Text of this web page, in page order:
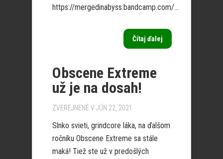
https://mergedinabyss.bandcamp.com/...
Čítaj ďalej
Obscene Extreme
už je na dosah!
ZVEREJNENÉ V JÚN 22, 2021
Slnko svieti, grindcore láka, na ďalšom
ročníku Obscene Extreme sa stále
maká! Tiež ste už v predošlých